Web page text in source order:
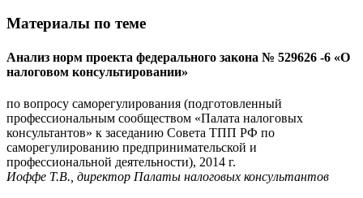
Материалы по теме
Анализ норм проекта федерального закона № 529626 -6 «О
налоговом консультировании»
по вопросу саморегулирования (подготовленный
профессиональным сообществом «Палата налоговых
консультантов» к заседанию Совета ТПП РФ по
саморегулированию предпринимательской и
профессиональной деятельности), 2014 г.
Иоффе Т.В., директор Палаты налоговых консультантов